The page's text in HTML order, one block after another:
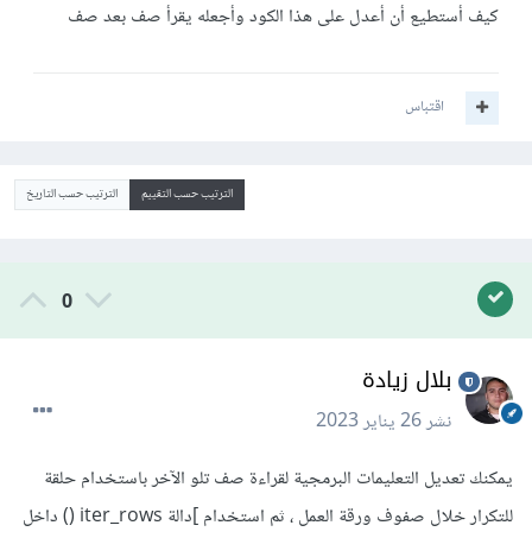
كيف أستطيع أن أعدل على هذا الكود وأجعله يقرأ صف بعد صف
اقتباس
الترتيب حسب التقييم الترتيب حسب التاريخ
0
بلال زيادة
نشر26 يناير 2023
يمكنك تعديل التعليمات البرمجية لقراءة صف تلو الآخر باستخدام حلقة
للتكرار خلال صفوف ورقة العمل ، ثم استخدام ]دالة iter_rows () داخل